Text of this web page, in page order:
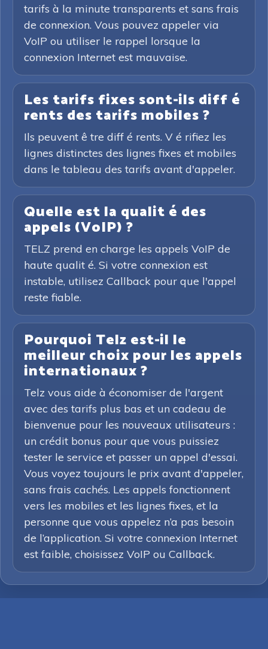
tarifs à la minute transparents et sans frais
de connexion. Vous pouvez appeler via
VoIP ou utiliser le rappel lorsque la
connexion Internet est mauvaise.
Les tarifs fixes sont-ils diff é
rents des tarifs mobiles ?
Ils peuvent ê tre diff é rents. V é rifiez les
lignes distinctes des lignes fixes et mobiles
dans le tableau des tarifs avant d'appeler.
Quelle est la qualit é des
appels (VoIP) ?
TELZ prend en charge les appels VoIP de
haute qualit é. Si votre connexion est
instable, utilisez Callback pour que l'appel
reste fiable.
Pourquoi Telz est-il le
meilleur choix pour les appels
internationaux ?
Telz vous aide à économiser de l'argent
avec des tarifs plus bas et un cadeau de
bienvenue pour les nouveaux utilisateurs :
un crédit bonus pour que vous puissiez
tester le service et passer un appel d'essai.
Vous voyez toujours le prix avant d'appeler,
sans frais cachés. Les appels fonctionnent
vers les mobiles et les lignes fixes, et la
personne que vous appelez n’a pas besoin
de l’application. Si votre connexion Internet
est faible, choisissez VoIP ou Callback.